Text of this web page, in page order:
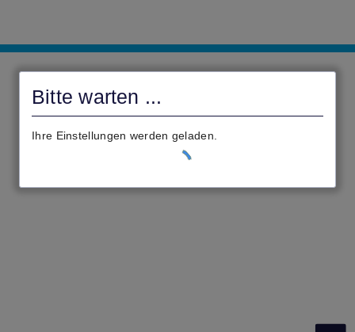
Bitte warten ...
Ihre Einstellungen werden geladen.
Niederaula